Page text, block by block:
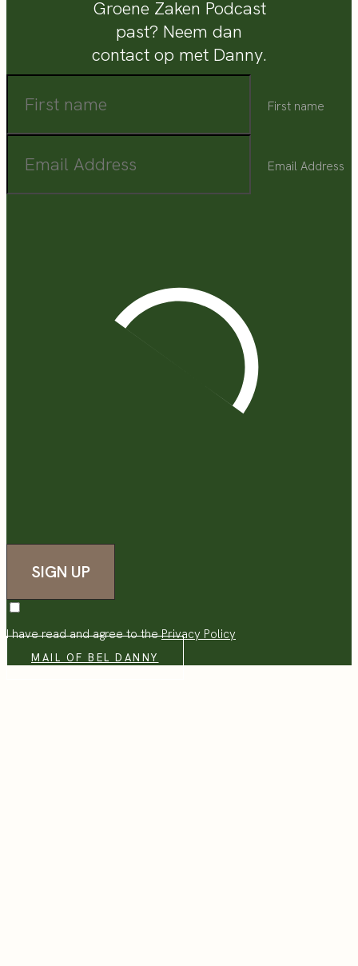
Groene Zaken Podcast
past? Neem dan
contact op met Danny.
First name
Email Address
I have read and agree to thePrivacy Policy
MAIL OF BEL DANNY